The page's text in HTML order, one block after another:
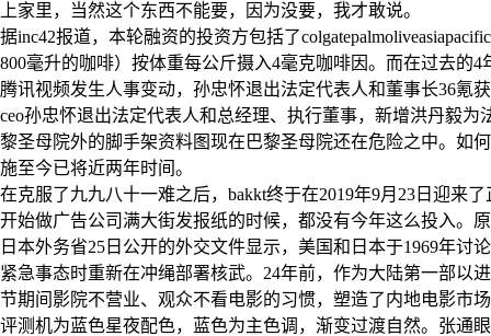
上家里，当然这个东西不能要，因为没要，我才敢说。
据inc42报道，本轮融资的投资方包括了
800毫升的咖啡）按体重每公斤摄入4毫克咖啡因。而在过去的
腾讯视频发生人事变动，孙忠怀退出法定代表人和董事长36氪
ceo孙忠怀退出法定代表人和总经理、执行董事，新增洪丹毅
黎圣母院外的脚手架资料图现在巴黎圣母院还在危险之中。如
施至今已将近两年时间。
在克服了九九八十一难之后，bakkt终于在2019年9月23日迎来
开始做广告公司满大街发报纸的时候，都没有今年这么投入。
日本外务省25日公开的外交文件显示，美国和日本于1969年
紧急事态时重新在冲绳部署核武。24年前，作为大陆第一部以
节期间影院不营业、观众不看电影的习惯，塑造了内地电影市
评测机为蓝色星夜配色，蓝色为主色调，渐变过渡自然。张通